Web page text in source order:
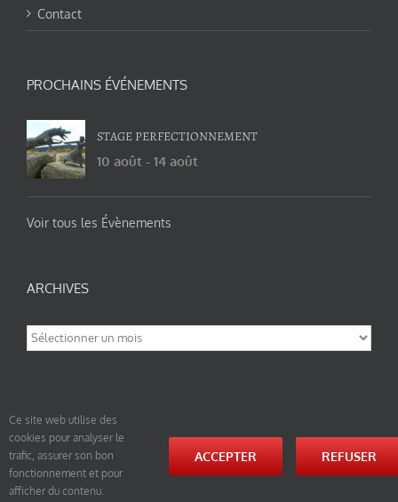
Contact
PROCHAINS ÉVÉNEMENTS
STAGE PERFECTIONNEMENT
10 août - 14 août
Voir tous les Évènements
ARCHIVES
Archives
© tao-yin.co © TAO-YIN.fr Georges Charles, Hormis les pages https://tao-yin.fr/georges-charles/
et https://tao-yin.fr/san-yiquan-le-poing-des-trois-harmonies/ sous licence Creative Commons
Paternité-Partage des Conditions Initiales à l’Identique 3.0 Unported (photos de ces pages non
Ce site web utilise des
cookies pour analyser le
trafic, assurer son bon
fonctionnement et pour
afficher du contenu.
ACCEPTER REFUSER